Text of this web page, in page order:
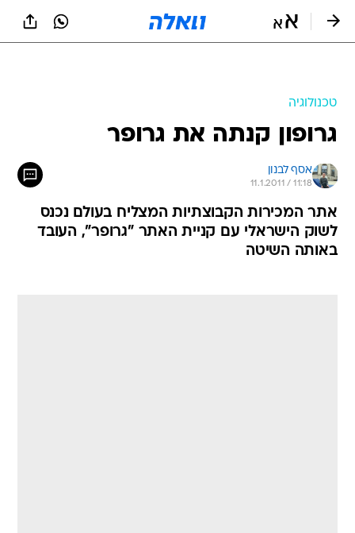
טכנולוגיה
גרופון קנתה את גרופר
אסף לבנון
11.1.2011 / 11:18
אתר המכירות הקבוצתיות המצליח בעולם נכנס
לשוק הישראלי עם קניית האתר "גרופר", העובד
באותה השיטה